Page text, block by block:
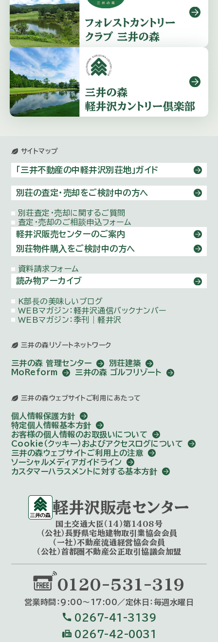
サイトマップ
「三井不動産の中軽井沢別荘地」ガイド
別荘の査定・売却をご検討中の方へ
別荘査定・売却に関するご質問
査定・売却のご相談申込フォーム
軽井沢販売センターのご案内
別荘物件購⼊をご検討中の方へ
資料請求フォーム
読み物アーカイブ
K部⻑の美味しいブログ
WEBマガジン： 軽井沢通信バックナンバー
WEBマガジン：季刊｜軽井沢
三井の森リゾートネットワーク
三井の森 管理センター
別荘建築
MoReform
三井の森 ゴルフリゾート
三井の森ウェブサイトご利用にあたって
個人情報保護方針
特定個人情報基本方針
お客様の個人情報のお取扱いについて
Cookie（クッキー）およびアクセスログについて
三井の森ウェブサイトご利用上の注意
ソーシャルメディアガイドライン
カスタマーハラスメントに対する基本方針
軽井沢販売センター
国土交通大臣（14）第1408号
（公社）長野県宅地建物取引業協会会員
（一社）不動産流通経営協会会員
（公社）首都圏不動産公正取引協議会加盟
0120-531-319
営業時間：9:00〜17:00／定休⽇：毎週⽔曜⽇
call 0267-41-3139
fax 0267-42-0031